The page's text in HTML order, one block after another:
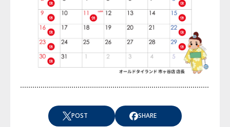
POST SHARE